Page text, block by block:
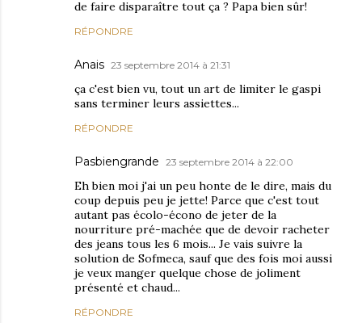
de faire disparaître tout ça ? Papa bien sûr!
RÉPONDRE
Anais 23 septembre 2014 à 21:31
ça c'est bien vu, tout un art de limiter le gaspi
sans terminer leurs assiettes...
RÉPONDRE
Pasbiengrande 23 septembre 2014 à 22:00
Eh bien moi j'ai un peu honte de le dire, mais du
coup depuis peu je jette! Parce que c'est tout
autant pas écolo-écono de jeter de la
nourriture pré-machée que de devoir racheter
des jeans tous les 6 mois... Je vais suivre la
solution de Sofmeca, sauf que des fois moi aussi
je veux manger quelque chose de joliment
présenté et chaud...
RÉPONDRE